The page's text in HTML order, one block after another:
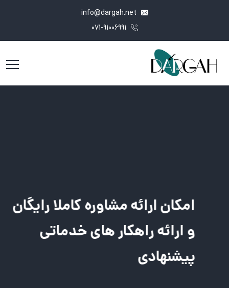
امکان ارائه مشاوره کاملا رایگان
و ارائه راهکار های خدماتی
پیشنهادی